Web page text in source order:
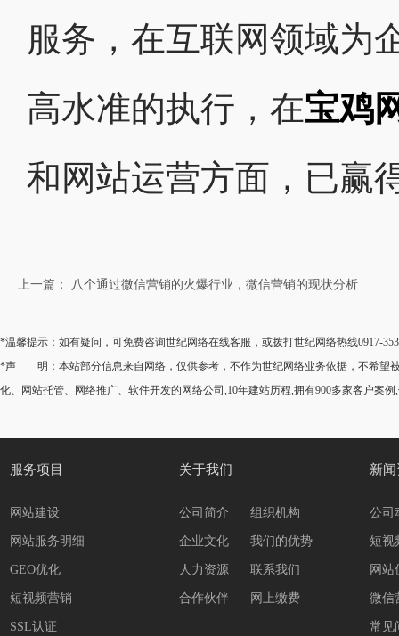
服务，在互联网领域为
高水准的执行，在宝鸡
和网站运营方面，已赢
上一篇： 八个通过微信营销的火爆行业，微信营销的现状分析
*温馨提示：如有疑问，可免费咨询世纪网络在线客服，或拨打世纪网络热线0917-
*声 明：本站部分信息来自网络，仅供参考，不作为世纪网络业务依据，不希望被
化、网站托管、网络推广、软件开发的网络公司,10年建站历程,拥有900多家客户案例
服务项目
网站建设
网站服务明细
GEO优化
短视频营销
SSL认证
关于我们
公司简介 组织机构
企业文化 我们的优势
人力资源 联系我们
合作伙伴 网上缴费
新
公司
短视
网站
微信
常见